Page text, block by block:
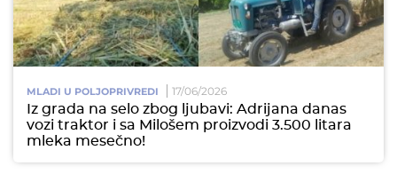
MLADI U POLJOPRIVREDI 17/06/2026
Iz grada na selo zbog ljubavi: Adrijana danas
vozi traktor i sa Milošem proizvodi 3.500 litara
mleka mesečno!